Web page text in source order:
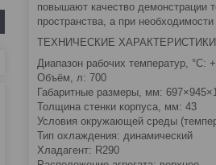
повышают качество демонстрации
пространства, а при необходимости
ТЕХНИЧЕСКИЕ
Диапазон рабочих температур, °C:
Объём, л: 700
Габаритные размеры, мм:
Толщина стенки корпуса, мм: 43
Условия окружающей среды
Тип охлаждения: динамический
Хладагент: R290